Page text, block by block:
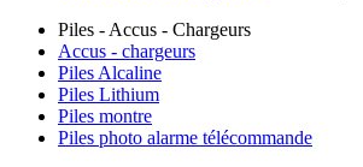
Piles - Accus - Chargeurs
Accus - chargeurs
Piles Alcaline
Piles Lithium
Piles montre
Piles photo alarme télécommande